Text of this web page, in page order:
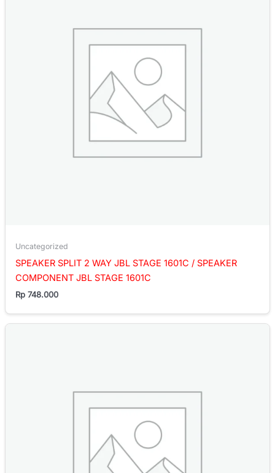
Uncategorized
SPEAKER SPLIT 2 WAY JBL STAGE 1601C / SPEAKER
COMPONENT JBL STAGE 1601C
Rp 748.000